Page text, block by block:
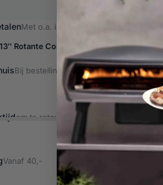
Met o.a. iDEAL &
Bij bestellingen voor
om te retourneren
Vanaf 40,-
Rotante Control Pizza Oven
Witt
Witt